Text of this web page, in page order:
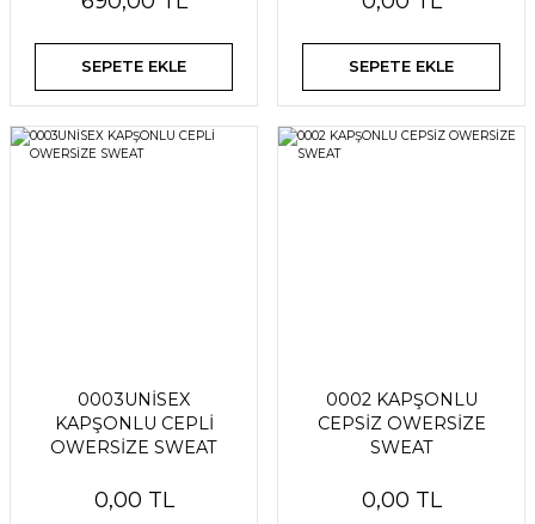
SEPETE EKLE SEPETE EKLE
0003UNİSEX
KAPŞONLU CEPLİ
OWERSİZE SWEAT
0,00 TL
0002 KAPŞONLU
CEPSİZ OWERSİZE
SWEAT
0,00 TL